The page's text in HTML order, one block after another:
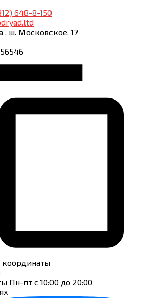
648-8-150
, ш. Московское, 17
координаты
Пн-пт с 10:00 до 20:00